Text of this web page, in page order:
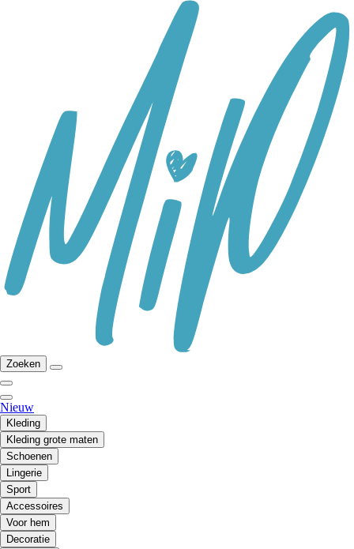
Zoeken
Nieuw
Kleding
Kleding grote maten
Schoenen
Lingerie
Sport
Accessoires
Voor hem
Decoratie